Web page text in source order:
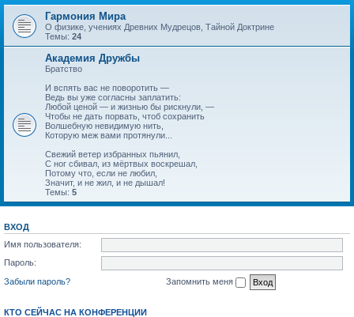
Гармония Мира
О физике, учениях Древних Мудрецов, Тайной Доктрине
Темы: 24
Академия Дружбы
Братство
И вспять вас не поворотить —
Ведь вы уже согласны заплатить:
Любой ценой — и жизнью бы рискнули, —
Чтобы не дать порвать, чтоб сохранить
Волшебную невидимую нить,
Которую меж вами протянули...
Свежий ветер избранных пьянил,
С ног сбивал, из мёртвых воскрешал,
Потому что, если не любил,
Значит, и не жил, и не дышал!
Темы: 5
ВХОД
Имя пользователя:
Пароль:
Забыли пароль?
Запомнить меня
КТО СЕЙЧАС НА КОНФЕРЕНЦИИ